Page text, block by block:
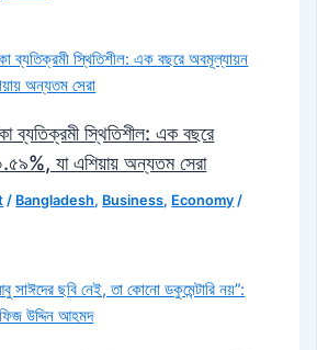
ব্যতিক্রমী স্থিতিশীল: এক বছরে
যা এশিয়ায় অন্যতম সেরা
/ Bangladesh, Business, Economy /